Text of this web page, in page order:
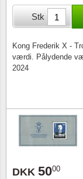
Stk
Kong Frederik X -
værdi. Pålydende
2024
DKK 5000
Særkonvolutter
Souvenirmapper
Andre
Lupper, lamper
Tilbehør - andet